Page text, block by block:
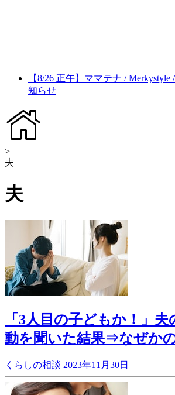
【8/26 正午】ママテナ /
知らせ
>
夫
夫
「3人目の子どもか！」
動を聞いた結果⇒なぜか
くらしの相談 2023年11月30日